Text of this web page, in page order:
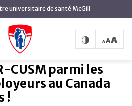
principal
universitaire de santé McGill
CUSM et l'IR-CUSM parmi les
Canada pour les jeunes !
CUSM parmi les
au Canada
!